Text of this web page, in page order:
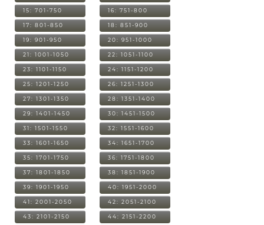
15: 701-750 16: 751-800
17: 801-850 18: 851-900
19: 901-950 20: 951-1000
21: 1001-1050 22: 1051-1100
23: 1101-1150 24: 1151-1200
25: 1201-1250 26: 1251-1300
27: 1301-1350 28: 1351-1400
29: 1401-1450 30: 1451-1500
31: 1501-1550 32: 1551-1600
33: 1601-1650 34: 1651-1700
35: 1701-1750 36: 1751-1800
37: 1801-1850 38: 1851-1900
39: 1901-1950 40: 1951-2000
41: 2001-2050 42: 2051-2100
43: 2101-2150 44: 2151-2200